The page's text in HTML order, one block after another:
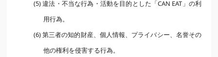
(5) 違法・不当な行為・活動を目的とした「CAN EAT」の利
用行為。
(6) 第三者の知的財産、個人情報、プライバシー、名誉その
他の権利を侵害する行為。